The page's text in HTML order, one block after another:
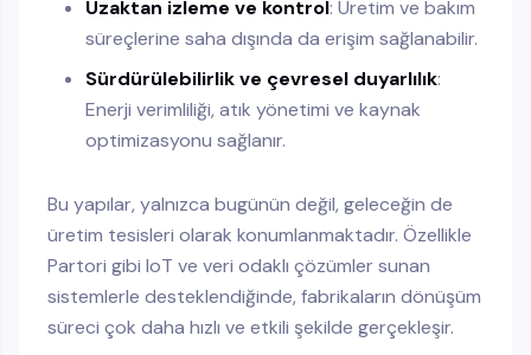
Uzaktan izleme ve kontrol: Üretim ve bakım
süreçlerine saha dışında da erişim sağlanabilir.
Sürdürülebilirlik ve çevresel duyarlılık:
Enerji verimliliği, atık yönetimi ve kaynak
optimizasyonu sağlanır.
Bu yapılar, yalnızca bugünün değil, geleceğin de
üretim tesisleri olarak konumlanmaktadır. Özellikle
Partori gibi IoT ve veri odaklı çözümler sunan
sistemlerle desteklendiğinde, fabrikaların dönüşüm
süreci çok daha hızlı ve etkili şekilde gerçekleşir.